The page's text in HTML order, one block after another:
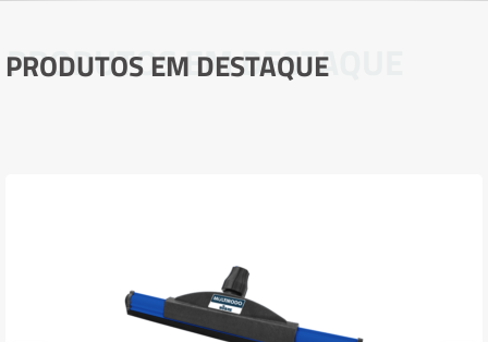
PRODUTOS EM DESTAQUE
PRODUTOS EM DESTAQUE